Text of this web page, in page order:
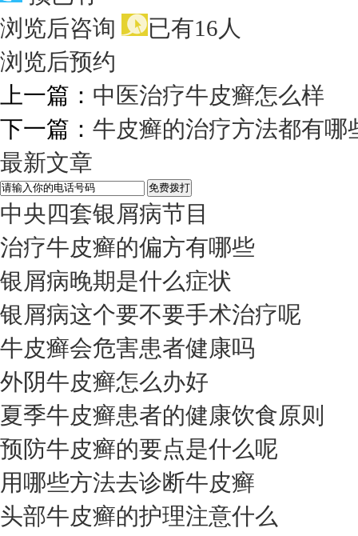
浏览后咨询
已有16人
浏览后预约
上一篇： 中医治疗牛皮癣怎么样
下一篇： 牛皮癣的治疗方法都有哪
最新文章
中央四套银屑病节目
治疗牛皮癣的偏方有哪些
银屑病晚期是什么症状
银屑病这个要不要手术治疗呢
牛皮癣会危害患者健康吗
外阴牛皮癣怎么办好
夏季牛皮癣患者的健康饮食原则
预防牛皮癣的要点是什么呢
用哪些方法去诊断牛皮癣
头部牛皮癣的护理注意什么